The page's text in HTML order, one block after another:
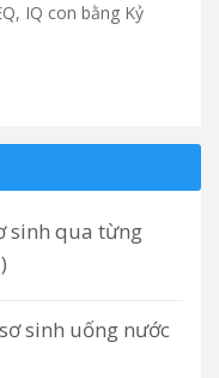
IQ con bằng Kỷ
sinh qua từng
sinh uống nước